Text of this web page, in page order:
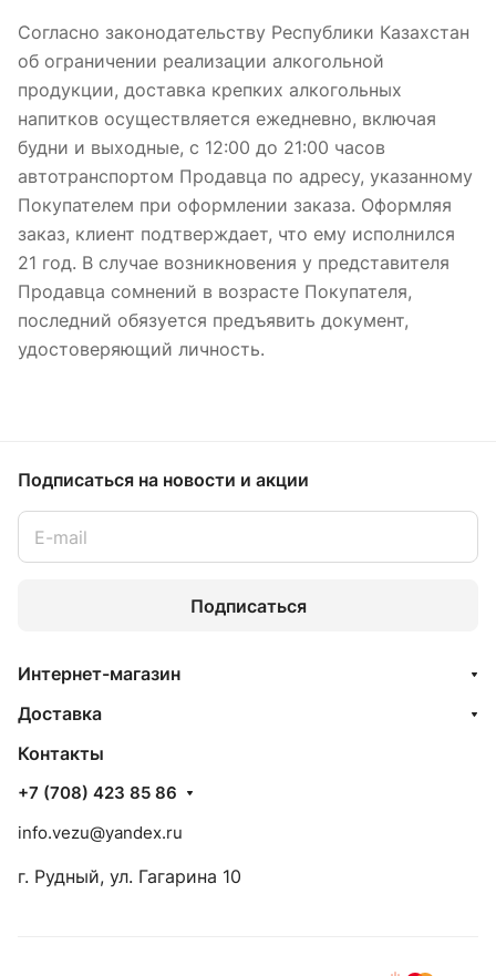
Согласно законодательству Республики Казахстан
об ограничении реализации алкогольной
продукции, доставка крепких алкогольных
напитков осуществляется ежедневно, включая
будни и выходные, с 12:00 до 21:00 часов
автотранспортом Продавца по адресу, указанному
Покупателем при оформлении заказа. Оформляя
заказ, клиент подтверждает, что ему исполнился
21 год. В случае возникновения у представителя
Продавца сомнений в возрасте Покупателя,
последний обязуется предъявить документ,
удостоверяющий личность.
Подписаться на новости и акции
Подписаться
Интернет-магазин
Доставка
Контакты
+7 (708) 423 85 86
info.vezu@yandex.ru
г. Рудный, ул. Гагарина 10